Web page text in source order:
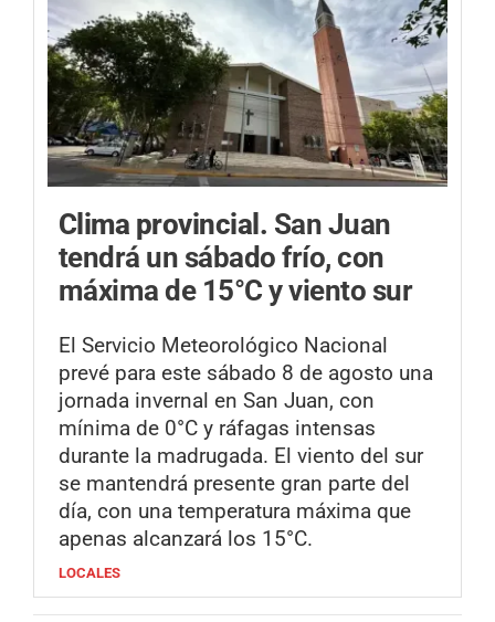
Clima provincial. San Juan
tendrá un sábado frío, con
máxima de 15°C y viento sur
El Servicio Meteorológico Nacional
prevé para este sábado 8 de agosto una
jornada invernal en San Juan, con
mínima de 0°C y ráfagas intensas
durante la madrugada. El viento del sur
se mantendrá presente gran parte del
día, con una temperatura máxima que
apenas alcanzará los 15°C.
LOCALES